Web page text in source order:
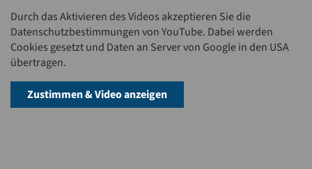
Durch das Aktivieren des Videos akzeptieren Sie die
Datenschutzbestimmungen von YouTube. Dabei werden
Cookies gesetzt und Daten an Server von Google in den USA
übertragen.
Zustimmen & Video anzeigen